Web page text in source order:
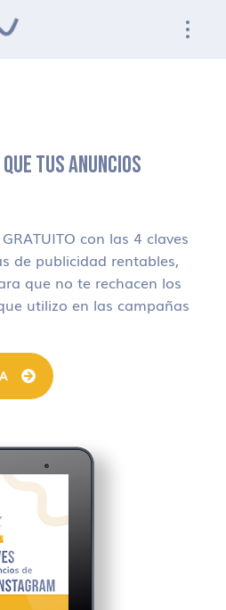
TUS ANUNCIOS
con las 4 claves
de publicidad rentables,
que no te rechacen los
utilizo en las campañas